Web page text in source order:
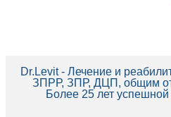
Dr.Levit - Лечение и
ЗПРР, ЗПР, ДЦП, общим
Более 25 лет